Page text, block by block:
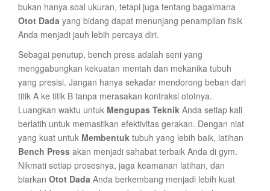
bukan hanya soal ukuran, tetapi juga tentang bagaimana
Otot Dada yang bidang dapat menunjang penampilan fisik
Anda menjadi jauh lebih percaya diri.
Sebagai penutup, bench press adalah seni yang
menggabungkan kekuatan mentah dan mekanika tubuh
yang presisi. Jangan hanya sekadar mendorong beban dari
titik A ke titik B tanpa merasakan kontraksi ototnya.
Luangkan waktu untuk Mengupas Teknik Anda setiap kali
berlatih untuk memastikan efektivitas gerakan. Dengan niat
yang kuat untuk Membentuk tubuh yang lebih baik, latihan
Bench Press akan menjadi sahabat terbaik Anda di gym.
Nikmati setiap prosesnya, jaga keamanan latihan, dan
biarkan Otot Dada Anda berkembang menjadi lebih kuat